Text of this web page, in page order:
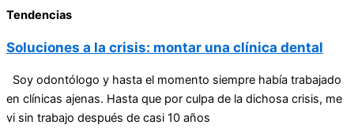
Tendencias
Soluciones a la crisis: montar una clínica dental
Soy odontólogo y hasta el momento siempre había trabajado
en clínicas ajenas. Hasta que por culpa de la dichosa crisis, me
vi sin trabajo después de casi 10 años